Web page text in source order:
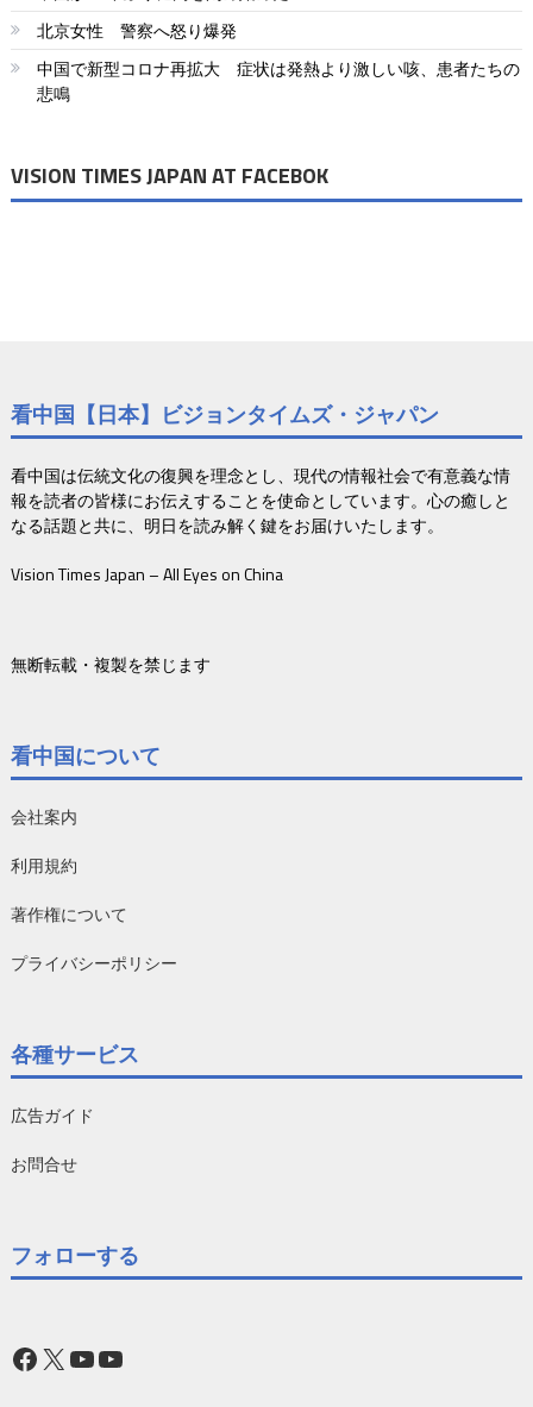
北京女性 警察へ怒り爆発
中国で新型コロナ再拡大 症状は発熱より激しい咳、患者たちの
悲鳴
VISION TIMES JAPAN AT FACEBOK
看中国【日本】ビジョンタイムズ・ジャパン
看中国は伝統文化の復興を理念とし、現代の情報社会で有意義な情
報を読者の皆様にお伝えすることを使命としています。心の癒しと
なる話題と共に、明日を読み解く鍵をお届けいたします。
Vision Times Japan – All Eyes on China
無断転載・複製を禁じます
看中国について
会社案内
利用規約
著作権について
プライバシーポリシー
各種サービス
広告ガイド
お問合せ
フォローする
Facebook
X YouTube
YouTube